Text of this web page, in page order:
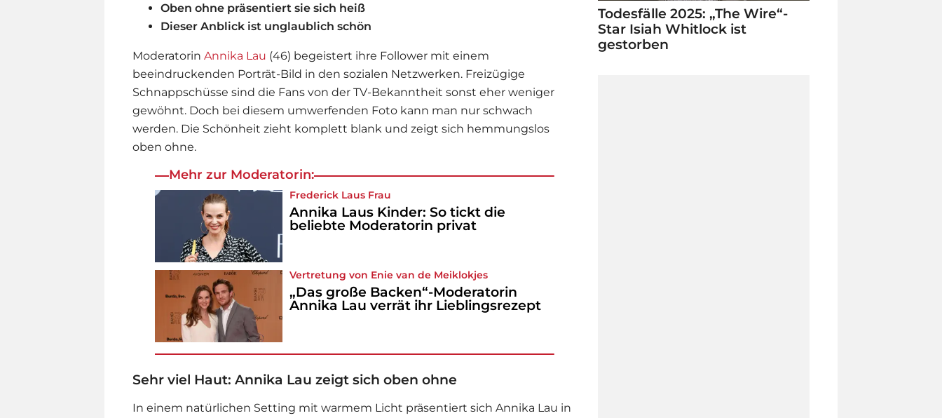
Oben ohne präsentiert sie sich heiß
Dieser Anblick ist unglaublich schön
Moderatorin Annika Lau (46) begeistert ihre Follower mit einem
beeindruckenden Porträt-Bild in den sozialen Netzwerken. Freizügige
Schnappschüsse sind die Fans von der TV-Bekanntheit sonst eher weniger
gewöhnt. Doch bei diesem umwerfenden Foto kann man nur schwach
werden. Die Schönheit zieht komplett blank und zeigt sich hemmungslos
oben ohne.
Mehr zur Moderatorin:
Frederick Laus Frau
Annika Laus Kinder: So tickt die
beliebte Moderatorin privat
Vertretung von Enie van de Meiklokjes
„Das große Backen“-Moderatorin
Annika Lau verrät ihr Lieblingsrezept
Sehr viel Haut: Annika Lau zeigt sich oben ohne
In einem natürlichen Setting mit warmem Licht präsentiert sich Annika Lau in
Todesfälle 2025: „The Wire“-
Star Isiah Whitlock ist
gestorben